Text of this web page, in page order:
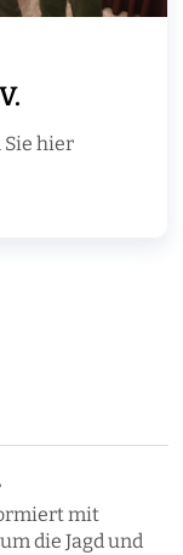
Sie hier
mit
die Jagd und